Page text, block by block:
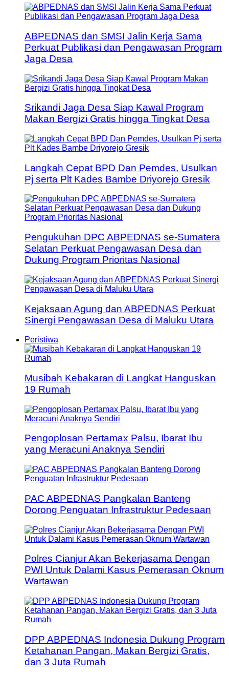
ABPEDNAS dan SMSI Jalin Kerja Sama
Perkuat Publikasi dan Pengawasan Program
Jaga Desa
Srikandi Jaga Desa Siap Kawal Program
Makan Bergizi Gratis hingga Tingkat Desa
Langkah Cepat BPD Dan Pemdes, Usulkan
Pj serta Plt Kades Bambe Driyorejo Gresik
Pengukuhan DPC ABPEDNAS se-Sumatera
Selatan Perkuat Pengawasan Desa dan
Dukung Program Prioritas Nasional
Kejaksaan Agung dan ABPEDNAS Perkuat
Sinergi Pengawasan Desa di Maluku Utara
Peristiwa
Musibah Kebakaran di Langkat Hanguskan
19 Rumah
Pengoplosan Pertamax Palsu, Ibarat Ibu
yang Meracuni Anaknya Sendiri
PAC ABPEDNAS Pangkalan Banteng
Dorong Penguatan Infrastruktur Pedesaan
Polres Cianjur Akan Bekerjasama Dengan
PWI Untuk Dalami Kasus Pemerasan Oknum
Wartawan
DPP ABPEDNAS Indonesia Dukung Program
Ketahanan Pangan, Makan Bergizi Gratis,
dan 3 Juta Rumah